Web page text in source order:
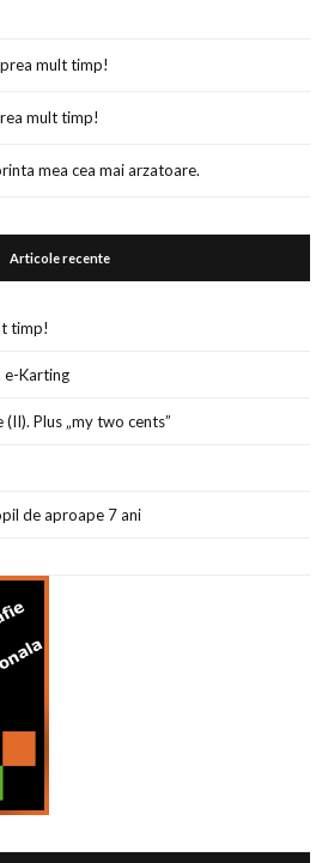
mult timp!
mult timp!
mea cea mai arzatoare.
Articole recente
timp!
e-Karting
Plus „my two cents”
de aproape 7 ani